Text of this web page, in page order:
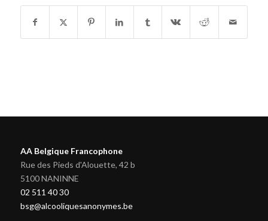
AA Belgique Francophone
Rue des Pieds d'Alouette, 42 b
5100 NANINNE
02 511 40 30
bsg@alcooliquesanonymes.be